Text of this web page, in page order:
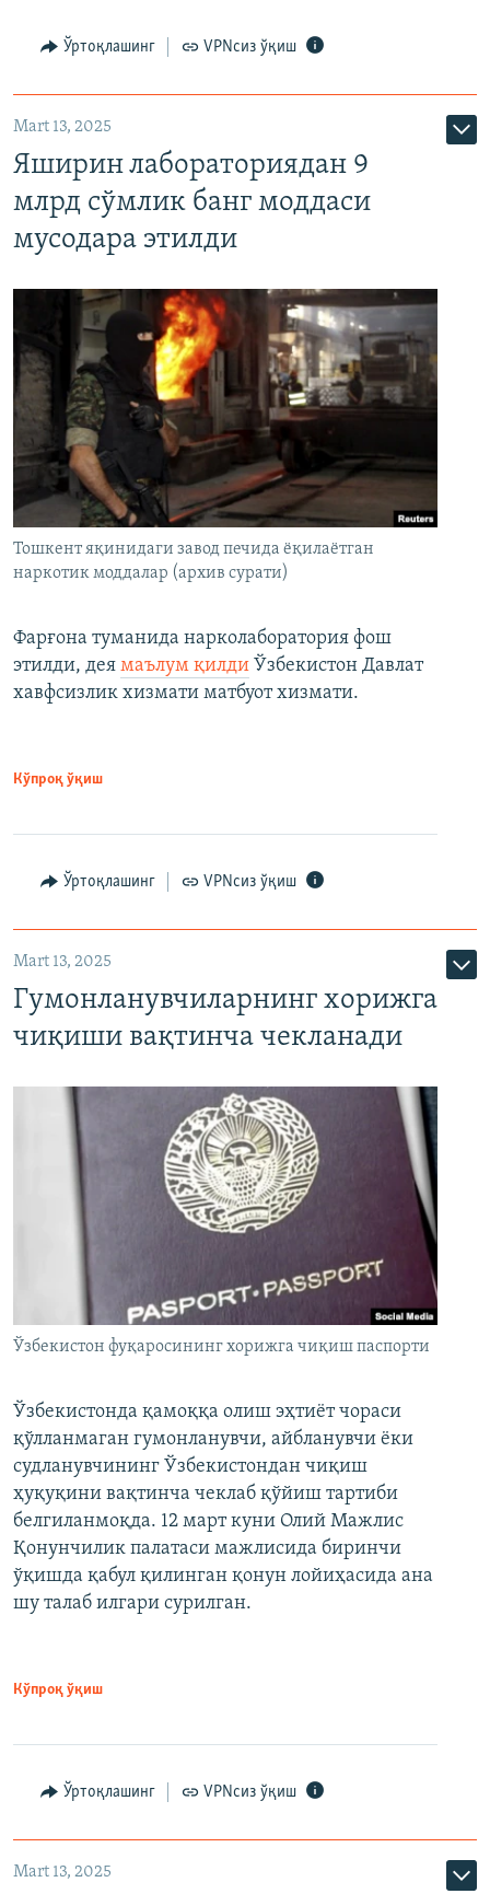
Ўртоқлашинг VPNсиз ўқиш
Mart 13, 2025
Яширин лабораториядан 9
млрд сўмлик банг моддаси
мусодара этилди
Тошкент яқинидаги завод печида ёқилаётган
наркотик моддалар (архив сурати)
Фарғона туманида нарколаборатория фош
этилди, дея маълум қилди Ўзбекистон Давлат
хавфсизлик хизмати матбуот хизмати.
Кўпроқ ўқиш
Ўртоқлашинг VPNсиз ўқиш
Mart 13, 2025
Гумонланувчиларнинг хорижга
чиқиши вақтинча чекланади
Ўзбекистон фуқаросининг хорижга чиқиш паспорти
Ўзбекистонда қамоққа олиш эҳтиёт чораси
қўлланмаган гумонланувчи, айбланувчи ёки
судланувчининг Ўзбекистондан чиқиш
ҳуқуқини вақтинча чеклаб қўйиш тартиби
белгиланмоқда. 12 март куни Олий Мажлис
Қонунчилик палатаси мажлисида биринчи
ўқишда қабул қилинган қонун лойиҳасида ана
шу талаб илгари сурилган.
Кўпроқ ўқиш
Ўртоқлашинг VPNсиз ўқиш
Mart 13, 2025